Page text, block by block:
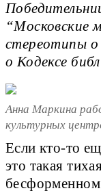
“Московские
стереотипы о
о Кодексе
Анна Маркина
культурных
Если кто-то
это такая
бесформенном